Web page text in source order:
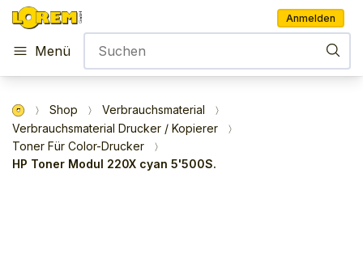
Anmelden
Menü
Shop
Verbrauchsmaterial
Verbrauchsmaterial Drucker / Kopierer
Toner Für Color-Drucker
HP Toner Modul 220X cyan 5'500S.